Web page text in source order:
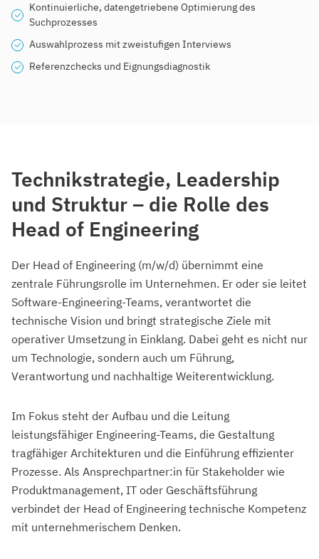
Kontinuierliche, datengetriebene Optimierung des
Suchprozesses
Auswahlprozess mit zweistufigen Interviews
Referenzchecks und Eignungsdiagnostik
Technikstrategie, Leadership
und Struktur – die Rolle des
Head of Engineering
Der Head of Engineering (m/w/d) übernimmt eine
zentrale Führungsrolle im Unternehmen. Er oder sie leitet
Software-Engineering-Teams, verantwortet die
technische Vision und bringt strategische Ziele mit
operativer Umsetzung in Einklang. Dabei geht es nicht nur
um Technologie, sondern auch um Führung,
Verantwortung und nachhaltige Weiterentwicklung.
Im Fokus steht der Aufbau und die Leitung
leistungsfähiger Engineering-Teams, die Gestaltung
tragfähiger Architekturen und die Einführung effizienter
Prozesse. Als Ansprechpartner:in für Stakeholder wie
Produktmanagement, IT oder Geschäftsführung
verbindet der Head of Engineering technische Kompetenz
mit unternehmerischem Denken.